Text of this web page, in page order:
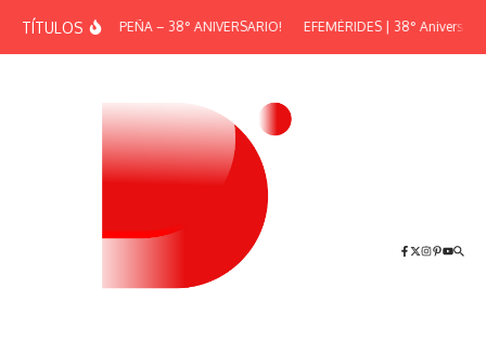
TÍTULOS¡GRAN PEÑA – 38° ANIVERSARIO! EFEMÉRIDES | 38°